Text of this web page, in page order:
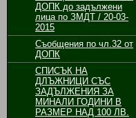
ДОПК до задължени
лица по ЗМДТ / 20-03-
2015
Съобщения по чл.32 от
ДОПК
СПИСЪК НА
ДЛЪЖНИЦИ СЪС
ЗАДЪЛЖЕНИЯ ЗА
МИНАЛИ ГОДИНИ В
РАЗМЕР НАД 100 ЛВ.